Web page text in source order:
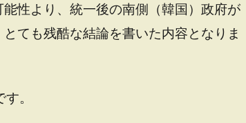
性より、統一後の南側（韓国）政府が
ても残酷な結論を書いた内容となりま
。